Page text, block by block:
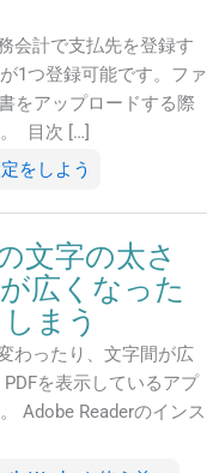
会計で支払先を登録す
1つ登録可能です。ファ
をアップロードする際
目次 […]
をしよう
文字の太さ
広くなった
まう
わったり、文字間が広
を表示しているアプ
Adobe Readerのインス